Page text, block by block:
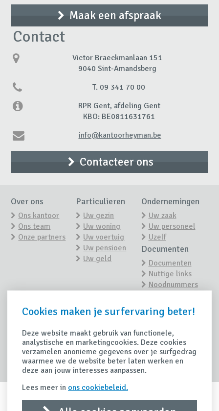
Maak een afspraak
Contact
Victor Braeckmanlaan 151
9040 Sint-Amandsberg
T. 09 341 70 00
RPR Gent, afdeling Gent
KBO: BE0811631761
info@kantoorheyman.be
Contacteer ons
Over ons
Ons kantoor
Ons team
Onze partners
Particulieren
Uw gezin
Uw woning
Uw voertuig
Uw pensioen
Uw geld
Ondernemingen
Uw zaak
Uw personeel
Uzelf
Documenten
Documenten
Nuttige links
Noodnummers
Tips
Handige tips
Contacteer ons
afspraak
Schade
Schade
aangeven
Cookies maken je surfervaring beter!
Deze website maakt gebruik van functionele,
analystische en marketingcookies. Deze cookies
verzamelen anonieme gegevens over je surfgedrag
waarmee we de website beter laten werken en
deze aan jouw interesses aanpassen.
Lees meer in ons cookiebeleid.